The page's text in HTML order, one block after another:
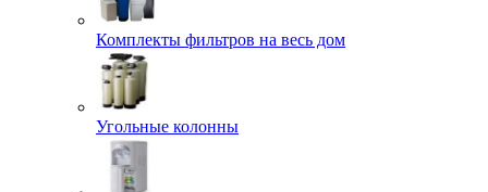
Комплекты фильтров на весь дом
Угольные колонны